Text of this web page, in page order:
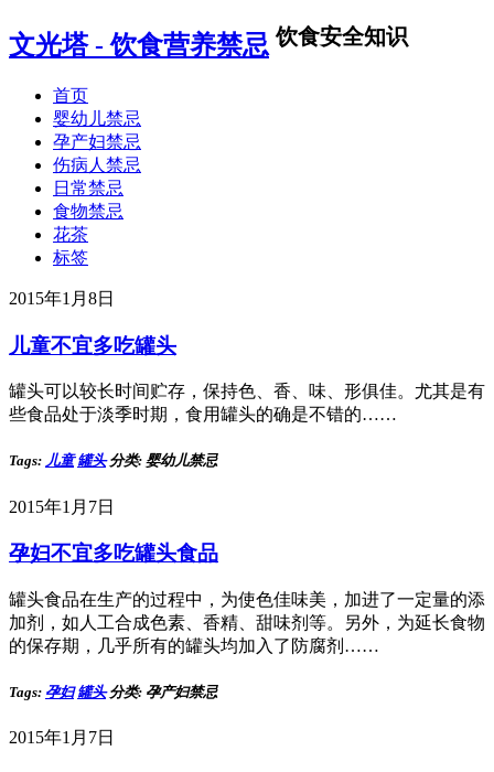
文光塔 - 饮食营养禁忌 饮食安全知识
首页
婴幼儿禁忌
孕产妇禁忌
伤病人禁忌
日常禁忌
食物禁忌
花茶
标签
2015年1月8日
儿童不宜多吃罐头
罐头可以较长时间贮存，保持色、香、味、形俱佳。尤其是有
些食品处于淡季时期，食用罐头的确是不错的……
Tags: 儿童 罐头 分类: 婴幼儿禁忌
2015年1月7日
孕妇不宜多吃罐头食品
罐头食品在生产的过程中，为使色佳味美，加进了一定量的添
加剂，如人工合成色素、香精、甜味剂等。另外，为延长食物
的保存期，几乎所有的罐头均加入了防腐剂……
Tags: 孕妇 罐头 分类: 孕产妇禁忌
2015年1月7日